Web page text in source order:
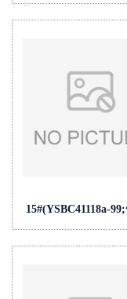
份:C/Si/Mn/P/S/Cr/
15#(YSBC41118a-
份:C/Si/Mn/P/S/Cr/